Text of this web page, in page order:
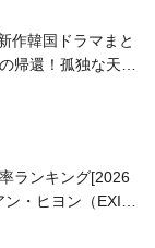
作韓国ドラマまと
帰還！孤独な天才
ランキング[2026
・ヒヨン（EXID